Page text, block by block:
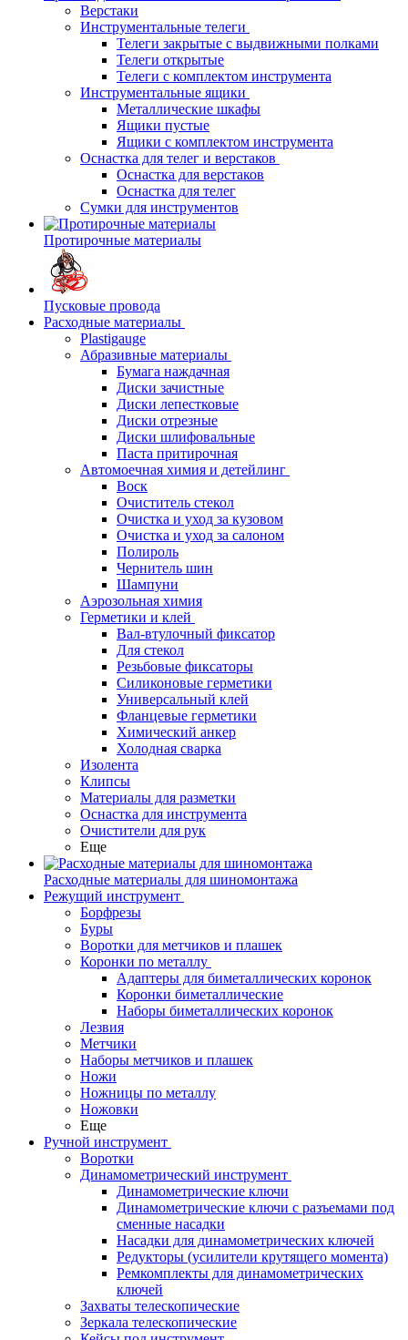
Верстаки
Инструментальные телеги
Телеги закрытые с выдвижными полками
Телеги открытые
Телеги с комплектом инструмента
Инструментальные ящики
Металлические шкафы
Ящики пустые
Ящики с комплектом инструмента
Оснастка для телег и верстаков
Оснастка для верстаков
Оснастка для телег
Сумки для инструментов
Протирочные материалы
Пусковые провода
Расходные материалы
Plastigauge
Абразивные материалы
Бумага наждачная
Диски зачистные
Диски лепестковые
Диски отрезные
Диски шлифовальные
Паста притирочная
Автомоечная химия и детейлинг
Воск
Очиститель стекол
Очистка и уход за кузовом
Очистка и уход за салоном
Полироль
Чернитель шин
Шампуни
Аэрозольная химия
Герметики и клей
Вал-втулочный фиксатор
Для стекол
Резьбовые фиксаторы
Силиконовые герметики
Универсальный клей
Фланцевые герметики
Химический анкер
Холодная сварка
Изолента
Клипсы
Материалы для разметки
Оснастка для инструмента
Очистители для рук
Еще
Расходные материалы для шиномонтажа
Режущий инструмент
Борфрезы
Буры
Воротки для метчиков и плашек
Коронки по металлу
Адаптеры для биметаллических коронок
Коронки биметаллические
Наборы биметаллических коронок
Лезвия
Метчики
Наборы метчиков и плашек
Ножи
Ножницы по металлу
Ножовки
Еще
Ручной инструмент
Воротки
Динамометрический инструмент
Динамометрические ключи
Динамометрические ключи с разъемами под
сменные насадки
Насадки для динамометрических ключей
Редукторы (усилители крутящего момента)
Ремкомплекты для динамометрических
ключей
Захваты телескопические
Зеркала телескопические